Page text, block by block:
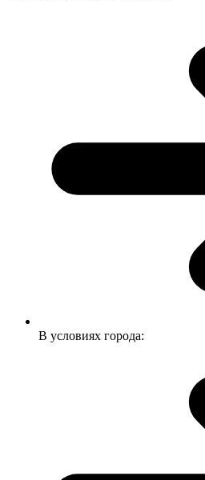
В условиях города: